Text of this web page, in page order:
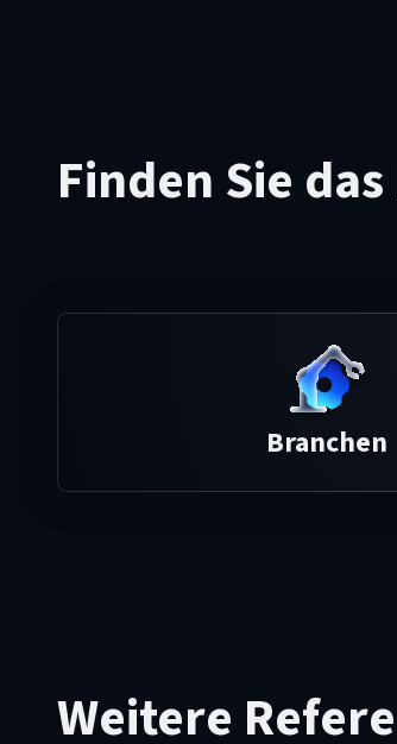
Finden Sie
Branchen
Weitere